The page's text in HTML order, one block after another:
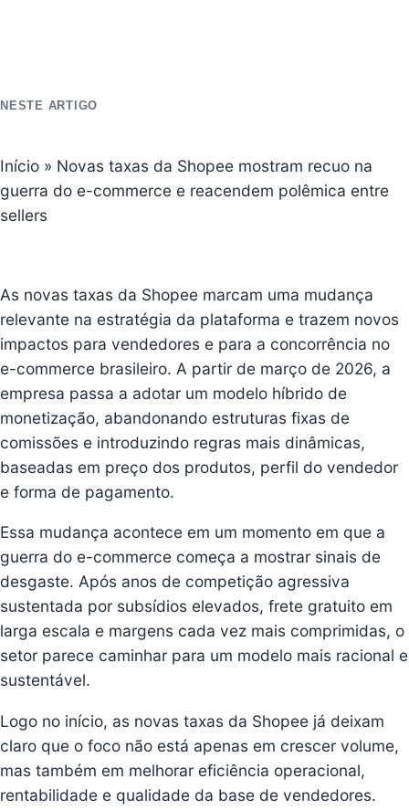
NESTE ARTIGO
Início » Novas taxas da Shopee mostram recuo na
guerra do e-commerce e reacendem polêmica entre
sellers
As novas taxas da Shopee marcam uma mudança
relevante na estratégia da plataforma e trazem novos
impactos para vendedores e para a concorrência no
e-commerce brasileiro. A partir de março de 2026, a
empresa passa a adotar um modelo híbrido de
monetização, abandonando estruturas fixas de
comissões e introduzindo regras mais dinâmicas,
baseadas em preço dos produtos, perfil do vendedor
e forma de pagamento.
Essa mudança acontece em um momento em que a
guerra do e-commerce começa a mostrar sinais de
desgaste. Após anos de competição agressiva
sustentada por subsídios elevados, frete gratuito em
larga escala e margens cada vez mais comprimidas, o
setor parece caminhar para um modelo mais racional e
sustentável.
Logo no início, as novas taxas da Shopee já deixam
claro que o foco não está apenas em crescer volume,
mas também em melhorar eficiência operacional,
rentabilidade e qualidade da base de vendedores.